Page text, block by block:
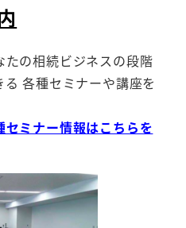
たの相続ビジネスの段階
各種セミナーや講座を
ミナー情報はこちらを